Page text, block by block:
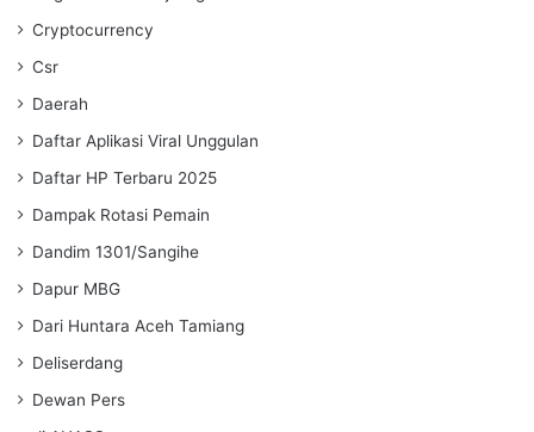
Cryptocurrency
Csr
Daerah
Daftar Aplikasi Viral Unggulan
Daftar HP Terbaru 2025
Dampak Rotasi Pemain
Dandim 1301/Sangihe
Dapur MBG
Dari Huntara Aceh Tamiang
Deliserdang
Dewan Pers